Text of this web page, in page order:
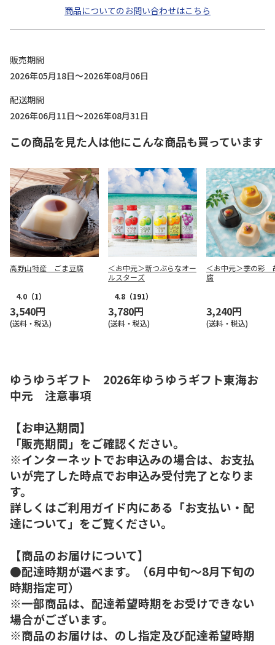
商品についてのお問い合わせはこちら
販売期間
2026年05月18日～2026年08月06日
配送期間
2026年06月11日～2026年08月31日
この商品を見た人は他にこんな商品も買っています
高野山特産 ごま豆腐
4.0 （1）
3,540円
(送料・税込)
＜お中元＞新つぶらなオー
ルスターズ
4.8 （191）
3,780円
(送料・税込)
＜お中元＞季の彩
腐
3,240円
(送料・税込)
ゆうゆうギフト 2026年ゆうゆうギフト東海お
中元 注意事項
【お申込期間】
「販売期間」をご確認ください。
※インターネットでお申込みの場合は、お支払
いが完了した時点でお申込み受付完了となりま
す。
詳しくはご利用ガイド内にある「お支払い・配
達について」をご覧ください。
【商品のお届けについて】
●配達時期が選べます。（6月中旬～8月下旬の
時期指定可）
※一部商品は、配達希望時期をお受けできない
場合がございます。
※商品のお届けは、のし指定及び配達希望時期